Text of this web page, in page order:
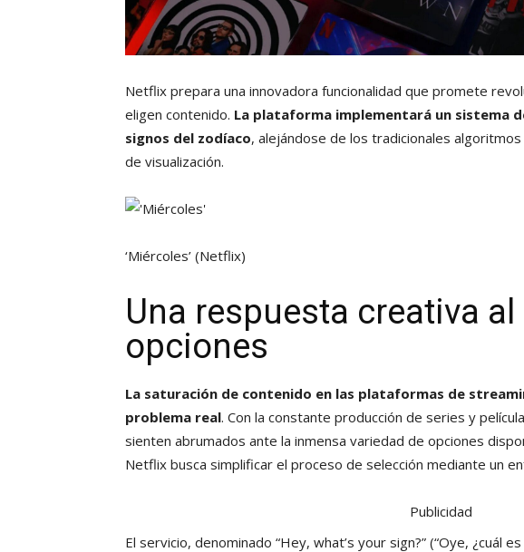
Netflix prepara una innovadora funcionalidad que promete
eligen contenido. La plataforma implementará un sistema
signos del zodíaco, alejándose de los tradicionales
de visualización.
‘Miércoles’ (Netflix)
Una respuesta creativa
opciones
La saturación de contenido en las plataformas de
problema real. Con la constante producción de series y
sienten abrumados ante la inmensa variedad de opciones
Netflix busca simplificar el proceso de selección mediante un
Publicidad
El servicio, denominado “Hey, what’s your sign?” (“Oye, ¿cuál